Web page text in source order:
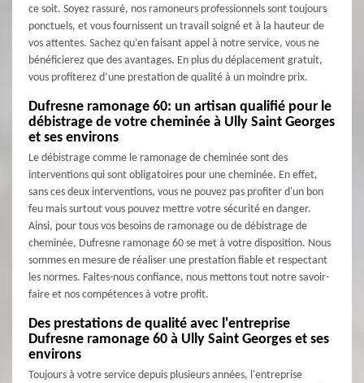
ce soit. Soyez rassuré, nos ramoneurs professionnels sont toujours
ponctuels, et vous fournissent un travail soigné et à la hauteur de
vos attentes. Sachez qu’en faisant appel à notre service, vous ne
bénéficierez que des avantages. En plus du déplacement gratuit,
vous profiterez d’une prestation de qualité à un moindre prix.
Dufresne ramonage 60: un artisan qualifié pour le
débistrage de votre cheminée à Ully Saint Georges
et ses environs
Le débistrage comme le ramonage de cheminée sont des
interventions qui sont obligatoires pour une cheminée. En effet,
sans ces deux interventions, vous ne pouvez pas profiter d'un bon
feu mais surtout vous pouvez mettre votre sécurité en danger.
Ainsi, pour tous vos besoins de ramonage ou de débistrage de
cheminée, Dufresne ramonage 60 se met à votre disposition. Nous
sommes en mesure de réaliser une prestation fiable et respectant
les normes. Faites-nous confiance, nous mettons tout notre savoir-
faire et nos compétences à votre profit.
Des prestations de qualité avec l'entreprise
Dufresne ramonage 60 à Ully Saint Georges et ses
environs
Toujours à votre service depuis plusieurs années, l'entreprise